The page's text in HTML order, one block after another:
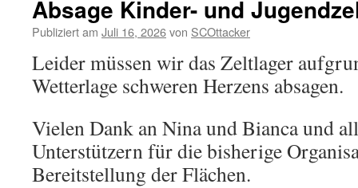
Absage Kinder- und
Publiziert am Juli 16, 2026von SCOttacker
Leider müssen wir das Zeltlager
Wetterlage schweren Herzens absagen.
Vielen Dank an Nina und Bianca und
Unterstützern für die bisherige
Bereitstellung der Flächen.